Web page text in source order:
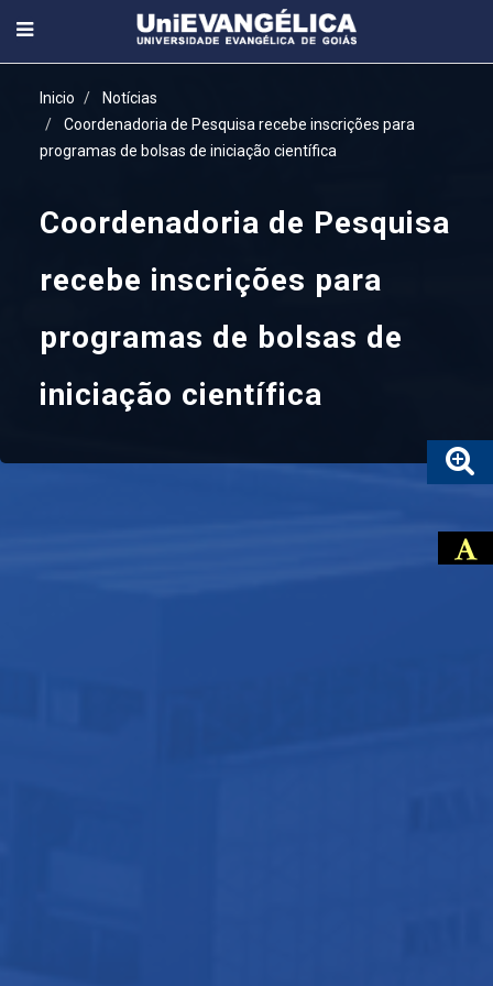
Inicio
Notícias
Coordenadoria de Pesquisa recebe inscrições para
programas de bolsas de iniciação científica
Coordenadoria de Pesquisa
recebe inscrições para
programas de bolsas de
iniciação científica